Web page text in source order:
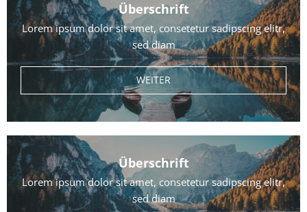
Überschrift
Lorem ipsum dolor sit amet, consetetur sadipscing elitr,
sed diam
WEITER
Überschrift
Lorem ipsum dolor sit amet, consetetur sadipscing elitr,
sed diam